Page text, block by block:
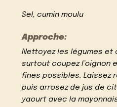
Sel, cumin moulu
Approche:
Nettoyez les légumes et
​​surtout coupez l’oignon
fines possibles. Laissez
puis arrosez de jus de
yaourt avec la